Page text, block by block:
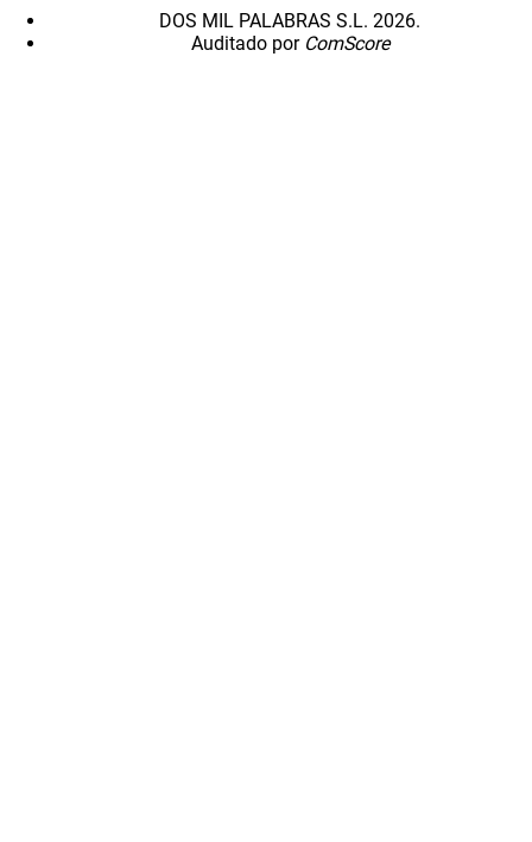
DOS MIL PALABRAS S.L. 2026.
Auditado por ComScore